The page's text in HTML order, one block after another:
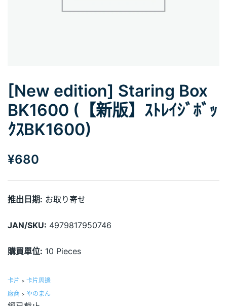
[New edition] Staring Box
BK1600 (【新版】ｽﾄﾚｲｼﾞﾎﾞｯ
ｸｽBK1600)
¥680
推出日期: お取り寄せ
JAN/SKU: 4979817950746
購買單位: 10 Pieces
卡片 > 卡片周邊
廠商 > やのまん